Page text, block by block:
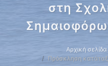
στη
Αρχική σελίδα
Πρόσκληση